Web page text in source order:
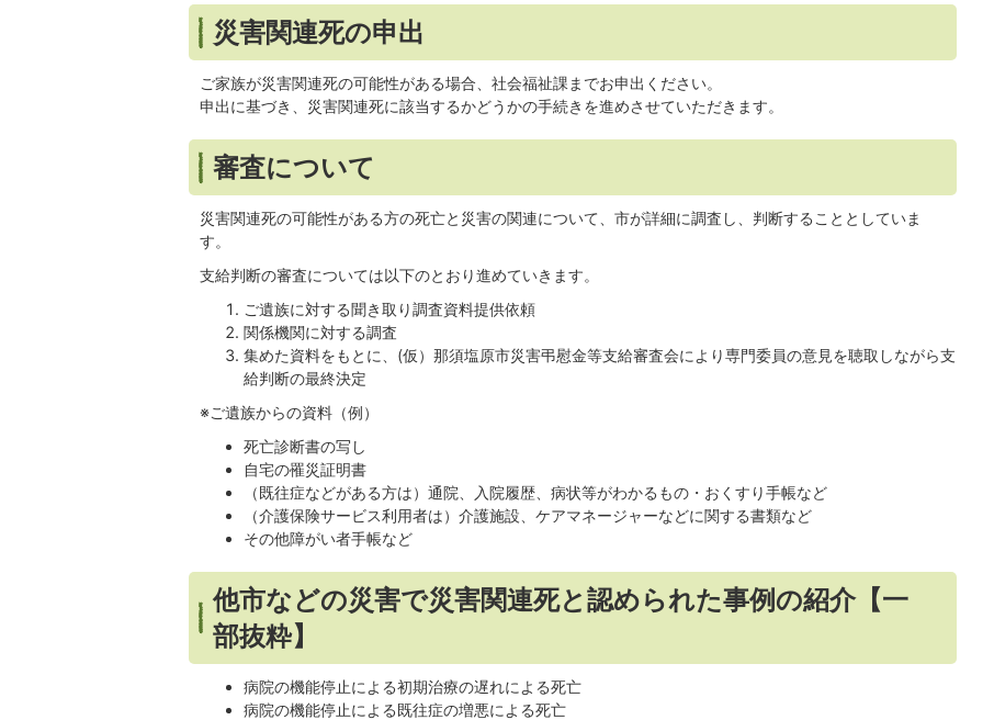
災害関連死の申出
ご家族が災害関連死の可能性がある場合、社会福祉課までお申出ください。
申出に基づき、災害関連死に該当するかどうかの手続きを進めさせていただきます。
審査について
災害関連死の可能性がある方の死亡と災害の関連について、市が詳細に調査し、判断することとしていま
す。
支給判断の審査については以下のとおり進めていきます。
ご遺族に対する聞き取り調査資料提供依頼
関係機関に対する調査
集めた資料をもとに、(仮）那須塩原市災害弔慰金等支給審査会により専門委員の意見を聴取しながら支
給判断の最終決定
※ご遺族からの資料（例）
死亡診断書の写し
自宅の罹災証明書
（既往症などがある方は）通院、入院履歴、病状等がわかるもの・おくすり手帳など
（介護保険サービス利用者は）介護施設、ケアマネージャーなどに関する書類など
その他障がい者手帳など
他市などの災害で災害関連死と認められた事例の紹介【一
部抜粋】
病院の機能停止による初期治療の遅れによる死亡
病院の機能停止による既往症の増悪による死亡